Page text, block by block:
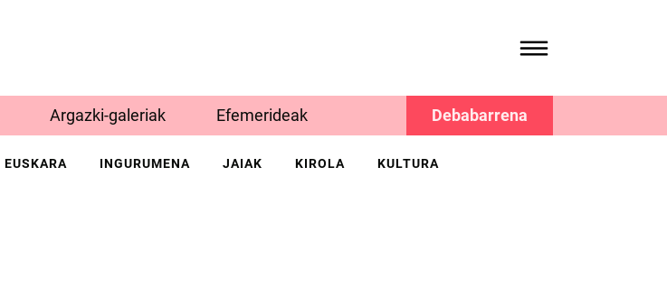
Argazki-galeriak Efemerideak Debabarrena
EUSKARA INGURUMENA JAIAK KIROLA KULTURA